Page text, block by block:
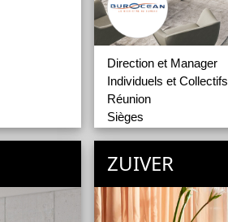
Direction et Manager
Individuels et Collectifs
Réunion
Sièges
Tiers Lieux
ZUIVER